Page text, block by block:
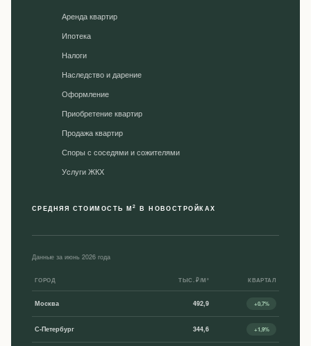
Аренда квартир
Ипотека
Налоги
Наследство и дарение
Оформление
Приобретение квартир
Продажа квартир
Споры с соседями и сожителями
Уcлуги ЖКХ
СРЕДНЯЯ СТОИМОСТЬ М2 В НОВОСТРОЙКАХ
Данные за июнь 2026 года
ГОРОД ТЫС. ₽/М² КВАРТАЛ
Москва 492,9 +0,7%
С-Петербург 344,6 +1,9%